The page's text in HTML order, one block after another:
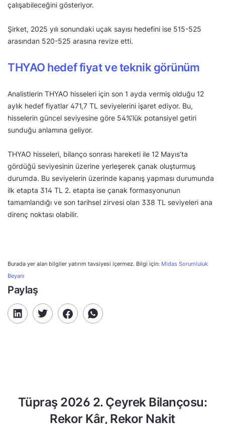
çalışabileceğini gösteriyor.
Şirket, 2025 yılı sonundaki uçak sayısı hedefini ise 515-525
arasından 520-525 arasına revize etti.
THYAO hedef fiyat ve teknik görünüm
Analistlerin THYAO hisseleri için son 1 ayda vermiş olduğu 12
aylık hedef fiyatlar 471,7 TL seviyelerini işaret ediyor. Bu,
hisselerin güncel seviyesine göre 54%’lük potansiyel getiri
sunduğu anlamına geliyor.
THYAO hisseleri, bilanço sonrası hareketi ile 12 Mayıs’ta
gördüğü seviyesinin üzerine yerleşerek çanak oluşturmuş
durumda. Bu seviyelerin üzerinde kapanış yapması durumunda
ilk etapta 314 TL 2. etapta ise çanak formasyonunun
tamamlandığı ve son tarihsel zirvesi olan 338 TL seviyeleri ana
direnç noktası olabilir.
Burada yer alan bilgiler yatırım tavsiyesi içermez. Bilgi için: Midas Sorumluluk
Beyanı
Paylaş
Tüpraş 2026 2. Çeyrek Bilançosu:
Rekor Kâr, Rekor Nakit